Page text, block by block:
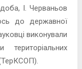
І. Черваньов
до державної
виконували